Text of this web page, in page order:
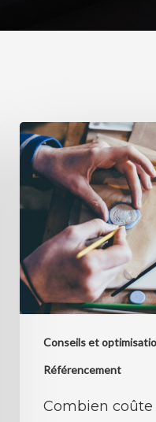
Conseils et
Référencement
Combien
coûte
site
internet
Une
solution
main
Combien